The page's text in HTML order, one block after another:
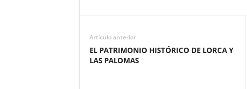
Artículo anterior
EL PATRIMONIO HISTÓRICO DE LORCA Y
LAS PALOMAS